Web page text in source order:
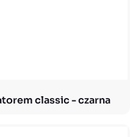
classic - czarna